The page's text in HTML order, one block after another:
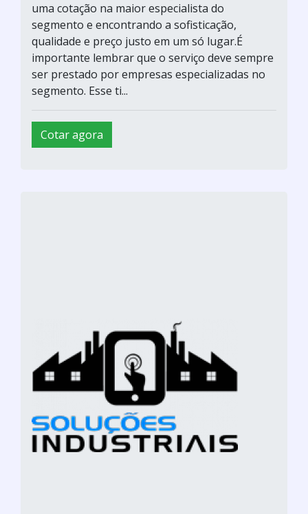
uma cotação na maior especialista do
segmento e encontrando a sofisticação,
qualidade e preço justo em um só lugar.É
importante lembrar que o serviço deve sempre
ser prestado por empresas especializadas no
segmento. Esse ti...
Cotar agora